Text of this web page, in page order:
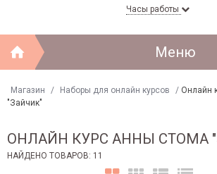
Часы работы
Меню
Магазин / Наборы для онлайн курсов / Онлайн
"Зайчик"
ОНЛАЙН КУРС АННЫ СТОМА
НАЙДЕНО ТОВАРОВ: 11